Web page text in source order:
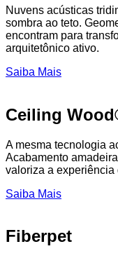
Nuvens acústicas
sombra ao teto.
encontram para
arquitetônico ativo.
Saiba Mais
Ceiling
A mesma tecnologia
Acabamento
valoriza a experiência
Saiba Mais
Fiberpet